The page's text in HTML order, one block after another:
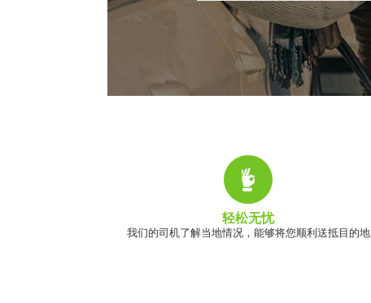
轻松无忧
我们的司机了解当地情况，能够将您顺利送抵目的地